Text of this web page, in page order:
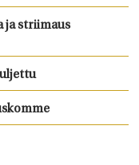
ja striimaus